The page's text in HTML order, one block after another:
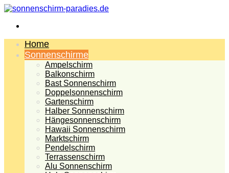
Home
Sonnenschirme
Ampelschirm
Balkonschirm
Bast Sonnenschirm
Doppelsonnenschirm
Gartenschirm
Halber Sonnenschirm
Hängesonnenschirm
Hawaii Sonnenschirm
Marktschirm
Pendelschirm
Terrassenschirm
Alu Sonnenschirm